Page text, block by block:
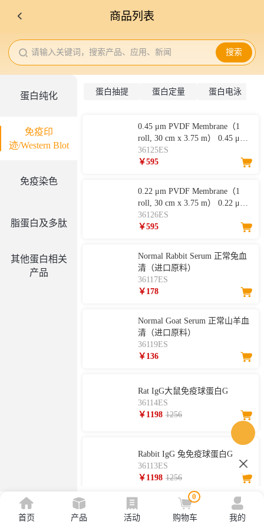
商品列表
请输入关键词，搜索产品、应用、新闻 搜索
蛋白纯化
免疫印
迹/Western Blot
免疫染色
脂蛋白及多肽
其他蛋白相关
产品
蛋白抽提 蛋白定量 蛋白电泳
0.45 μm PVDF Membrane（1
roll, 30 cm x 3.75 m） 0.45 μm
PVDF 膜（1 卷, 30 cm x 3.75
m）
36125ES
￥595
0.22 μm PVDF Membrane（1
roll, 30 cm x 3.75 m） 0.22 μm
PVDF 膜（1 卷, 30 cm x 3.75
m）
36126ES
￥595
Normal Rabbit Serum 正常兔血
清（进口原料）
36117ES
￥178
Normal Goat Serum 正常山羊血
清（进口原料）
36119ES
￥136
Rat IgG大鼠免疫球蛋白G
36114ES
￥1198 1256
Rabbit IgG 兔免疫球蛋白G
36113ES
￥1198 1256
Porcine IgG 猪免疫球蛋白G
首页 产品 活动
0
购物车 我的